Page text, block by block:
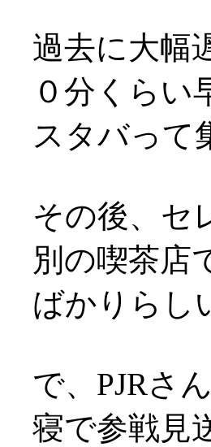
過去に大幅
０分くらい
スタバって
その後、セ
別の喫茶店
ばかりらし
で、PJRさ
寝で参戦見